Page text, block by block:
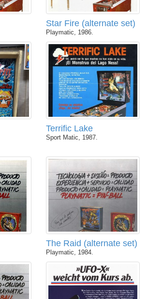
Star Fire (alternate set)
Playmatic, 1986.
Terrific Lake
Sport Matic, 1987.
The Raid (alternate set)
Playmatic, 1984.